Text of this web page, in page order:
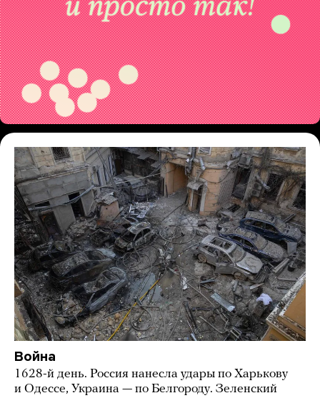
Война
1628-й день. Россия нанесла удары по Харькову
и Одессе, Украина — по Белгороду. Зеленский